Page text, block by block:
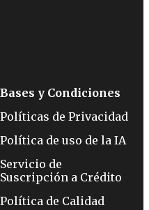
Bases y Condiciones
Políticas de Privacidad
Política de uso de la IA
Servicio de
Suscripción a Crédito
Política de Calidad